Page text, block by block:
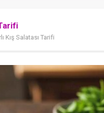
Kış Salatası Tarifi